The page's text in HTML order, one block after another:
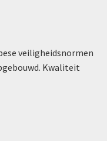
veiligheidsnormen
Kwaliteit